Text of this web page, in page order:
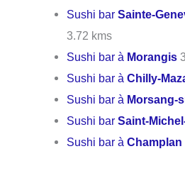
Sushi barSainte-
3.72 kms
Sushi bar à Morangis
Sushi bar àChilly-
Sushi bar à Morsang-
Sushi barSaint-
Sushi bar àChamplan